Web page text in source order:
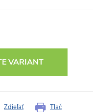
VARIANT
Tlač
Zdieľať